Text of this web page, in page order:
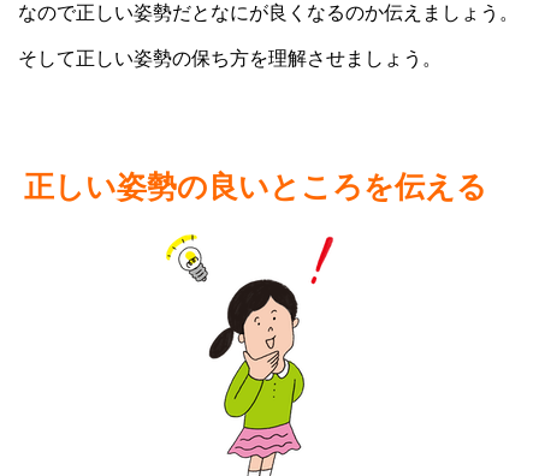
なので正しい姿勢だとなにが良くなるのか伝えましょう。
そして正しい姿勢の保ち方を理解させましょう。
正しい姿勢の良いところを伝える